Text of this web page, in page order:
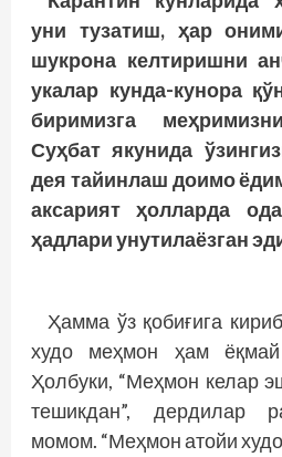
уни тузатиш, ҳар
шукрона келтиришни
укалар кунда-кунора
биримизга
Суҳбат якунида
дея тайинлаш доимо
аксарият ҳолларда
ҳадлари унутилаёзган
Ҳамма ўз қобиғига
худо меҳмон ҳам
Ҳолбуки, “Меҳмон келар
тешикдан”, дердилар
момом. “Меҳмон атойи